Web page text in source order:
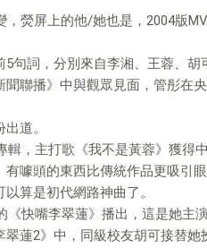
，熒屏上的他/她也是，2004版
5句詞，分別來自李湘、王蓉、
聞聯播》中與觀眾見面，管彤在
道。
，主打歌《我不是黃蓉》獲得
噱頭的東西比傳統作品更吸引
算是初代網路神曲了。
《快嘴李翠蓮》播出，這是她主
蓮2》中，同級校友胡可接替她